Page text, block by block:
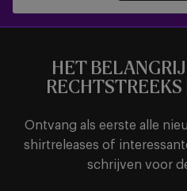
HET
Ontvang als eerste alle
shirtreleases of
schrijven voor